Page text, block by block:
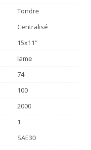
Tondre
Centralisé
15x11"
lame
74
100
2000
1
SAE30